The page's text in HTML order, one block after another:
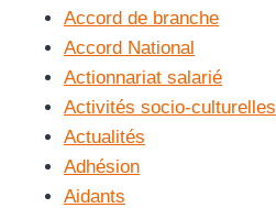
Accord de branche
Accord National
Actionnariat salarié
Activités socio-culturelles
Actualités
Adhésion
Aidants